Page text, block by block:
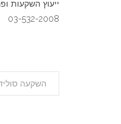
ייעוץ השקעות
03-532-2008
השקעה